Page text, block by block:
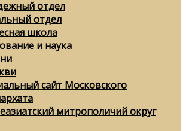
отдел
отдел
школа
и наука
сайт Московского
митрополичий округ